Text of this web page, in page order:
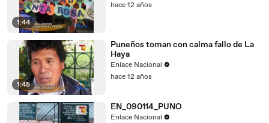
1:44
hace 12 años
1:45
Puneños toman con calma fallo de La
Haya
Enlace Nacional
hace 12 años
EN_090114_PUNO
Enlace Nacional